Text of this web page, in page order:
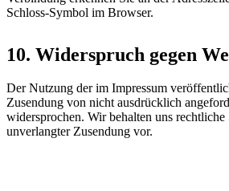
Schloss-Symbol im Browser.
10. Widerspruch gegen
Der Nutzung der im Impressum
Zusendung von nicht ausdrücklich
widersprochen. Wir behalten uns
unverlangter Zusendung vor.